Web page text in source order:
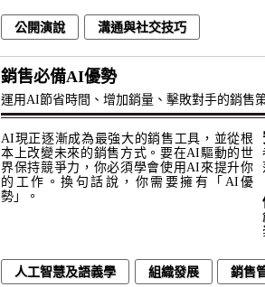
公開演說 溝通與社交技巧
銷售必備AI優勢
運用AI節省時間、增加銷量、擊敗對手的銷售
AI現正逐漸成為最強大的銷售工具，並從根
本上改變未來的銷售方式。要在AI驅動的世
界保持競爭力，你必須學會使用AI來提升你
的工作。換句話說，你需要擁有「AI優
勢」。
人工智慧及語義學 組織發展 銷售